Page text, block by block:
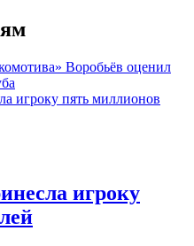
Воробьёв оценил
игроку пять миллионов
игроку